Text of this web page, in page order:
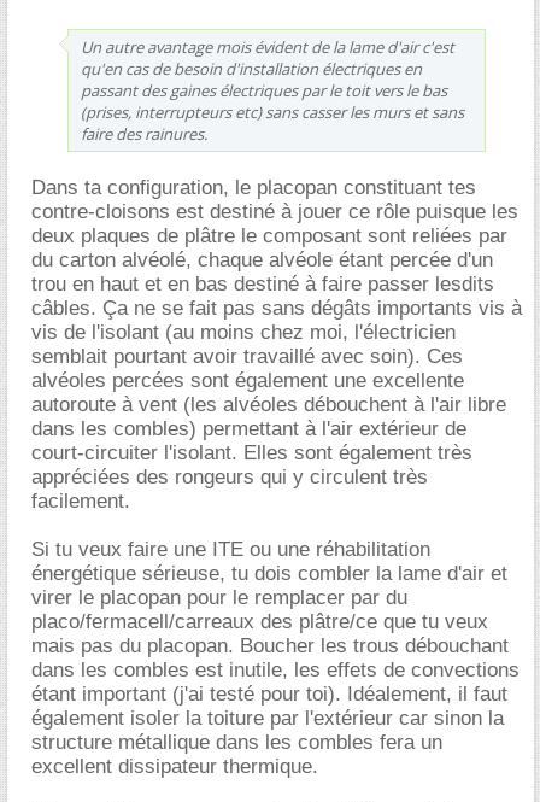
Un autre avantage mois évident de la lame d'air c'est
qu'en cas de besoin d'installation électriques en
passant des gaines électriques par le toit vers le bas
(prises, interrupteurs etc) sans casser les murs et sans
faire des rainures.
Dans ta configuration, le placopan constituant tes
contre-cloisons est destiné à jouer ce rôle puisque les
deux plaques de plâtre le composant sont reliées par
du carton alvéolé, chaque alvéole étant percée d'un
trou en haut et en bas destiné à faire passer lesdits
câbles. Ça ne se fait pas sans dégâts importants vis à
vis de l'isolant (au moins chez moi, l'électricien
semblait pourtant avoir travaillé avec soin). Ces
alvéoles percées sont également une excellente
autoroute à vent (les alvéoles débouchent à l'air libre
dans les combles) permettant à l'air extérieur de
court-circuiter l'isolant. Elles sont également très
appréciées des rongeurs qui y circulent très
facilement.
Si tu veux faire une ITE ou une réhabilitation
énergétique sérieuse, tu dois combler la lame d'air et
virer le placopan pour le remplacer par du
placo/fermacell/carreaux des plâtre/ce que tu veux
mais pas du placopan. Boucher les trous débouchant
dans les combles est inutile, les effets de convections
étant important (j'ai testé pour toi). Idéalement, il faut
également isoler la toiture par l'extérieur car sinon la
structure métallique dans les combles fera un
excellent dissipateur thermique.